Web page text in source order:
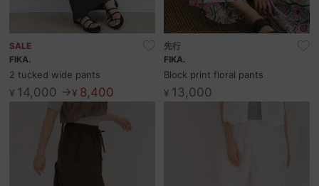
SALE
FIKA.
2 tucked wide pants
¥14,000 →¥8,400
先行
FIKA.
Block print floral pants
¥13,000